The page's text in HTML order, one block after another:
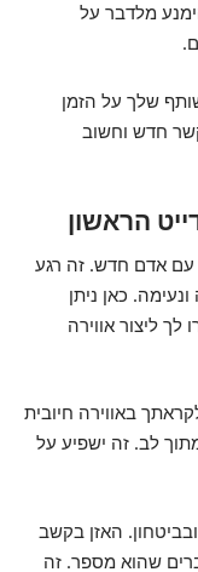
מלדבר על
שלך על הזמן
חדש וחשוב
עם אדם חדש. זה רגע
כאן ניתן
ליצור אווירה
באווירה חיובית
לב. זה ישפיע על
האזן בקשב
שהוא מספר. זה